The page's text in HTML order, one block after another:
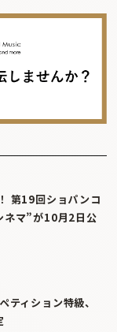
第19回ショパンコ
ネマ”が10月2日公
ティション特級、